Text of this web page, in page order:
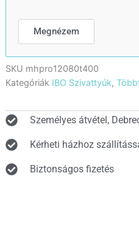
felszíni
szivattyú
mennyiség
Megnézem
SKU mhpro12080t400
Kategóriák IBO Szivattyúk,
Személyes átvétel,
Kérheti házhoz
Biztonságos fizetés